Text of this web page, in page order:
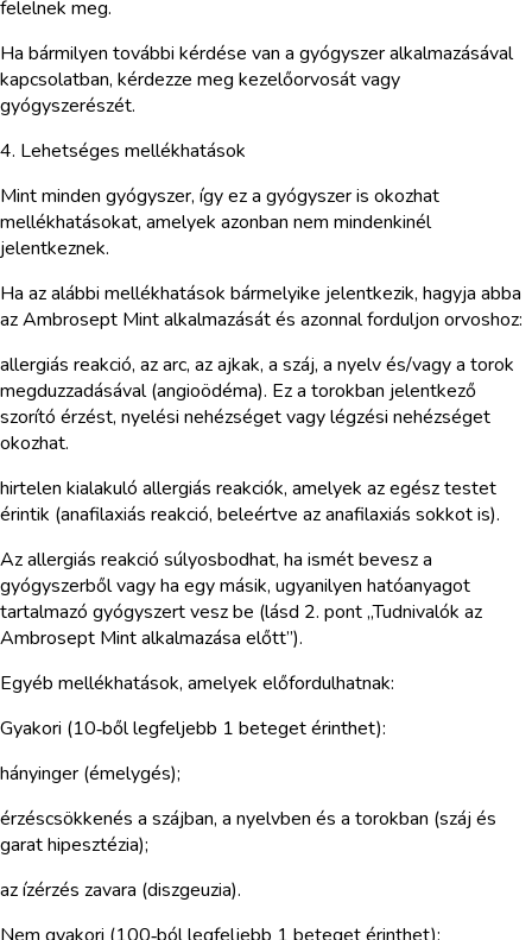
felelnek meg.
Ha bármilyen további kérdése van a gyógyszer alkalmazásával
kapcsolatban, kérdezze meg kezelőorvosát vagy
gyógyszerészét.
4. Lehetséges mellékhatások
Mint minden gyógyszer, így ez a gyógyszer is okozhat
mellékhatásokat, amelyek azonban nem mindenkinél
jelentkeznek.
Ha az alábbi mellékhatások bármelyike jelentkezik, hagyja abba
az Ambrosept Mint alkalmazását és azonnal forduljon orvoshoz:
allergiás reakció, az arc, az ajkak, a száj, a nyelv és/vagy a torok
megduzzadásával (angioödéma). Ez a torokban jelentkező
szorító érzést, nyelési nehézséget vagy légzési nehézséget
okozhat.
hirtelen kialakuló allergiás reakciók, amelyek az egész testet
érintik (anafilaxiás reakció, beleértve az anafilaxiás sokkot is).
Az allergiás reakció súlyosbodhat, ha ismét bevesz a
gyógyszerből vagy ha egy másik, ugyanilyen hatóanyagot
tartalmazó gyógyszert vesz be (lásd 2. pont „Tudnivalók az
Ambrosept Mint alkalmazása előtt”).
Egyéb mellékhatások, amelyek előfordulhatnak:
Gyakori (10‑ből legfeljebb 1 beteget érinthet):
hányinger (émelygés);
érzéscsökkenés a szájban, a nyelvben és a torokban (száj és
garat hipesztézia);
az ízérzés zavara (diszgeuzia).
Nem gyakori (100‑ból legfeljebb 1 beteget érinthet):